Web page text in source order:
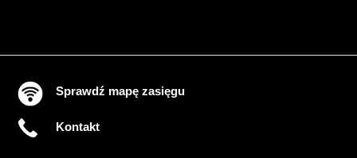
Sprawdź mapę zasięgu
Kontakt